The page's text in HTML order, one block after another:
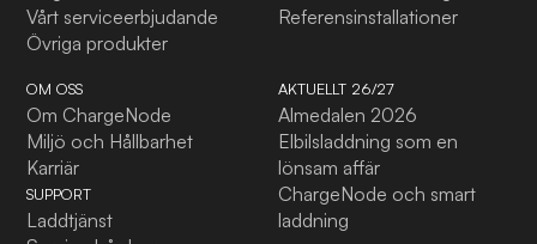
Vårt serviceerbjudande
Övriga produkter
Referensinstallationer
OM OSS
Om ChargeNode
Miljö och Hållbarhet
Karriär
SUPPORT
Laddtjänst
AKTUELLT 26/27
Almedalen 2026
Elbilsladdning som en
lönsam affär
ChargeNode och smart
laddning